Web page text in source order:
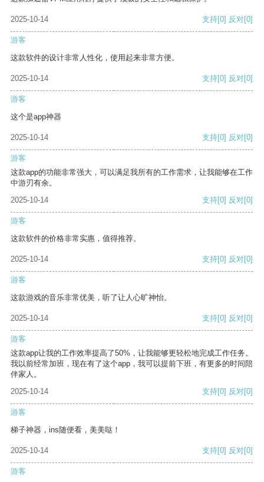
2025-10-14 支持[0] 反对[0]
游客
这款软件的设计非常人性化，使用起来非常方便。
2025-10-14 支持[0] 反对[0]
游客
这个是app神器
2025-10-14 支持[0] 反对[0]
游客
这款app的功能非常强大，可以满足我所有的工作需求，让我能够在工作
中游刃有余。
2025-10-14
支持[0] 反对[0]
游客
这款软件的价格非常实惠，值得推荐。
2025-10-14 支持[0] 反对[0]
游客
这款游戏的音乐非常优美，听了让人心旷神怡。
2025-10-14 支持[0] 反对[0]
游客
这款app让我的工作效率提高了50%，让我能够更轻松地完成工作任务。
我以前经常加班，现在有了这个app，我可以提前下班，有更多的时间陪
伴家人。
2025-10-14
支持[0] 反对[0]
游客
梯子神器，ins随便看，美美哒！
2025-10-14 支持[0] 反对[0]
游客